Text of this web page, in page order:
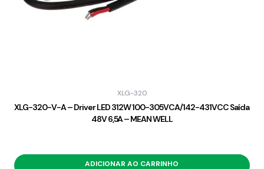
XLG-320
XLG-320-V-A – Driver LED 312W 100-305VCA/142-431VCC Saída
48V 6,5A – MEAN WELL
ADICIONAR AO CARRINHO